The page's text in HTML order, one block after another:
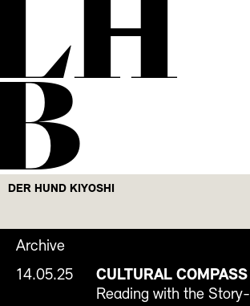
DER HUND KIYOSHI
Archive
14.05.25
CULTURAL COMPASS
Reading with the